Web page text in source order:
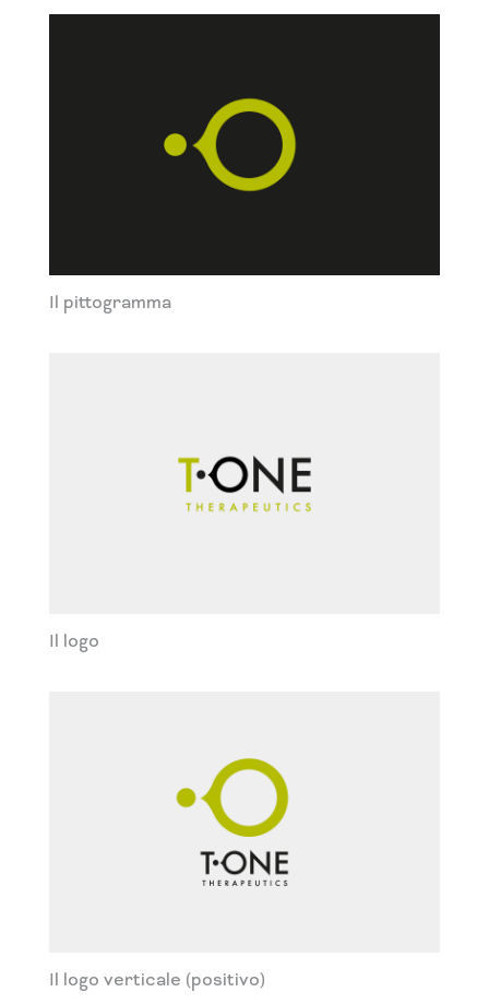
Il pittogramma
Il logo
Il logo verticale (positivo)